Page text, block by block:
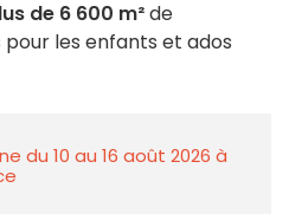
de 6 600 m²de
les enfants et ados
du 10 au 16 août 2026 à